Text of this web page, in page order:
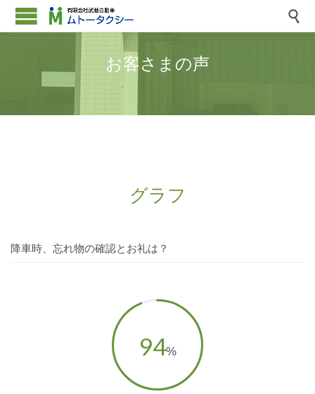

お客さまの声
グラフ
降車時、忘れ物の確認とお礼は？
94%